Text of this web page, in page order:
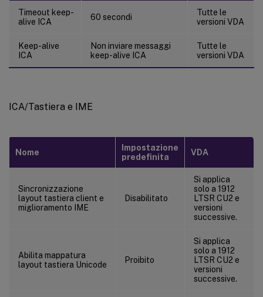
Timeout keep-
alive ICA
60 secondi
Tutte le
versioni VDA
Keep-alive
ICA
Non inviare messaggi
keep-alive ICA
Tutte le
versioni VDA
ICA/Tastiera e IME
Nome
Impostazione
predefinita
VDA
Sincronizzazione
layout tastiera client e
miglioramento IME
Disabilitato
Si applica
solo a 1912
LTSR CU2 e
versioni
successive.
Abilita mappatura
layout tastiera Unicode
Proibito
Si applica
solo a 1912
LTSR CU2 e
versioni
successive.